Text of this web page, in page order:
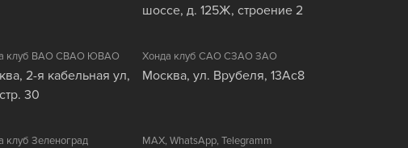
шоссе, д. 125Ж, строение 2
клуб ВАО СВАО ЮВАО
2-я кабельная ул,
30
Хонда клуб САО СЗАО ЗАО
Москва, ул. Врубеля, 13Ас8
клуб Зеленоград MAX, WhatsApp, Telegramm